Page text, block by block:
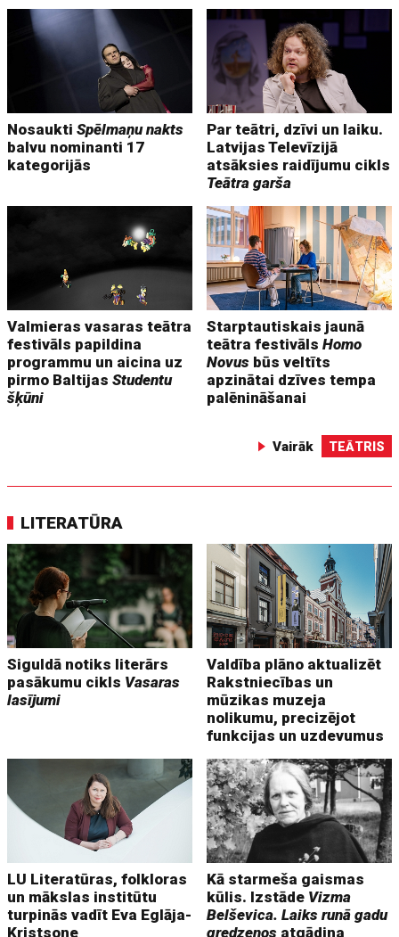
NosauktiSpēlmaņu nakts
balvu nominanti 17
kategorijās
Par teātri, dzīvi un laiku.
Latvijas Televīzijā
atsāksies raidījumu cikls
Teātra garša
Valmieras vasaras teātra
festivāls papildina
programmu un aicina uz
pirmo BaltijasStudentu
šķūni
Starptautiskais jaunā
teātra festivālsHomo
Novus būs veltīts
apzinātai dzīves tempa
palēnināšanai
Vairāk TEĀTRIS
LITERATŪRA
Siguldā notiks literārs
pasākumu cikls Vasaras
lasījumi
Valdība plāno aktualizēt
Rakstniecības un
mūzikas muzeja
nolikumu, precizējot
funkcijas un uzdevumus
LU Literatūras, folkloras
un mākslas institūtu
turpinās vadīt Eva Eglāja-
Kristsone
Kā starmeša gaismas
kūlis. Izstāde Vizma
Belševica. Laiks runā gadu
gredzenos atgādina